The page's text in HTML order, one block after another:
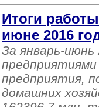
Итоги
июне 2016
За январь-
предприятия,
домашних